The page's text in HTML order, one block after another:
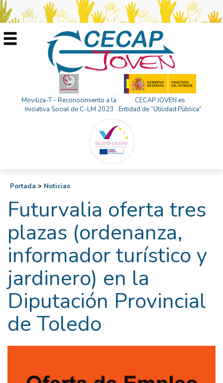
Moviliza-T - Reconocimiento a la
Iniciativa Social de C-LM 2023
CECAP JOVEN es
Entidad de “Utilidad Pública”
Portada > Noticias
Futurvalia oferta tres
plazas (ordenanza,
informador turístico y
jardinero) en la
Diputación Provincial
de Toledo